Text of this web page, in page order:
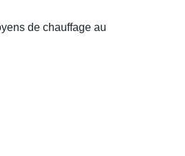
de chauffage au